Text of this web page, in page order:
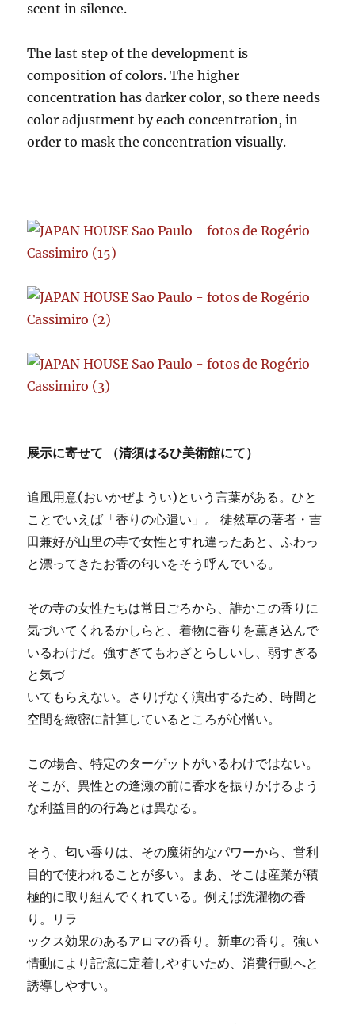
scent in silence.
The last step of the development is
composition of colors. The higher
concentration has darker color, so there needs
color adjustment by each concentration, in
order to mask the concentration visually.
展示に寄せて （清須はるひ美術館にて）
追風用意(おいかぜようい)という言葉がある。ひと
ことでいえば「香りの心遣い」。 徒然草の著者・吉
田兼好が山里の寺で女性とすれ違ったあと、ふわっ
と漂ってきたお香の匂いをそう呼んでいる。
その寺の女性たちは常日ごろから、誰かこの香りに
気づいてくれるかしらと、着物に香りを薫き込んで
いるわけだ。強すぎてもわざとらしいし、弱すぎる
と気づ
いてもらえない。さりげなく演出するため、時間と
空間を緻密に計算しているところが心憎い。
この場合、特定のターゲットがいるわけではない。
そこが、異性との逢瀬の前に香水を振りかけるよう
な利益目的の行為とは異なる。
そう、匂い香りは、その魔術的なパワーから、営利
目的で使われることが多い。まあ、そこは産業が積
極的に取り組んでくれている。例えば洗濯物の香
り。リラ
ックス効果のあるアロマの香り。新車の香り。強い
情動により記憶に定着しやすいため、消費行動へと
誘導しやすい。